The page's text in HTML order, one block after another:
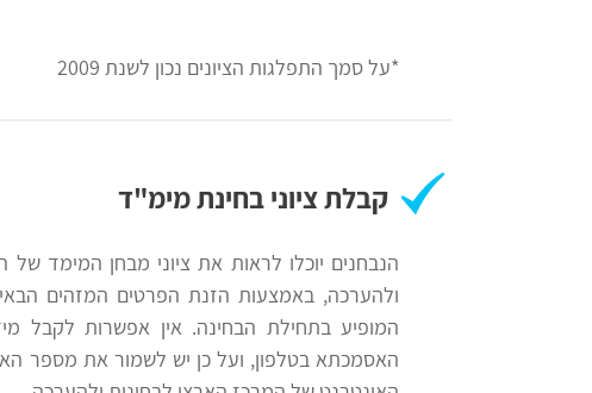
*על סמך התפלגות הציונים נכון לשנת 2009
קבלת ציוני בחינת מימ"ד
הנבחנים יוכלו לראות את ציוני מבחן המימד
ולהערכה, באמצעות הזנת הפרטים המזהים
המופיע בתחילת הבחינה. אין אפשרות לקבל
האסמכתא בטלפון, ועל כן יש לשמור את מספר